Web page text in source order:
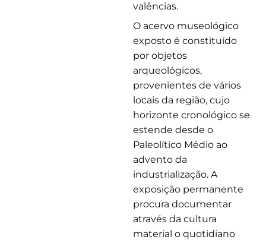
valências.
O acervo museológico
exposto é constituído
por objetos
arqueológicos,
provenientes de vários
locais da região, cujo
horizonte cronológico se
estende desde o
Paleolítico Médio ao
advento da
industrialização. A
exposição permanente
procura documentar
através da cultura
material o quotidiano